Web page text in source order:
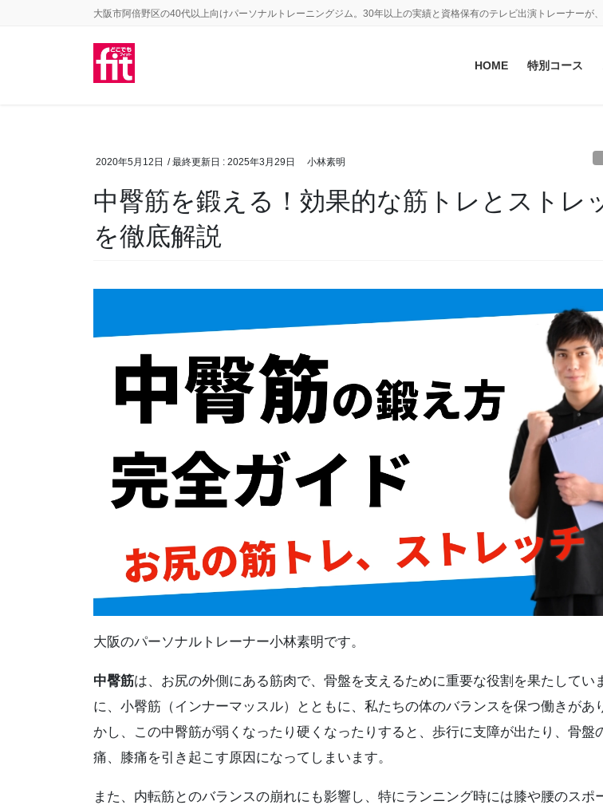
大阪市阿倍野区の40代以上向けパーソナルトレーニングジム。30年以上の実績と資格保有のテレビ出演トレーナーが
HOME 特別コース
2020年5月12日 / 最終更新日 : 2025年3月29日 小林素明
中臀筋を鍛える！効果的な筋トレとストレ
を徹底解説
大阪のパーソナルトレーナー小林素明です。
中臀筋は、お尻の外側にある筋肉で、骨盤を支えるために重要な役割を果たしてい
に、小臀筋（インナーマッスル）とともに、私たちの体のバランスを保つ働きがあ
かし、この中臀筋が弱くなったり硬くなったりすると、歩行に支障が出たり、骨盤
痛、膝痛を引き起こす原因になってしまいます。
また、内転筋とのバランスの崩れにも影響し、特にランニング時には膝や腰のスポ